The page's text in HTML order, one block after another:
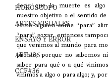
HORÓSCOPO
ARTES VISUALES
ENSAYO Y ERROR
ART#36
CCF#36
decir que la muerte es algo
nuestro objetivo o el sentido de
como alguien come “para”
“para” gozar, entonces
que venimos al mundo para
pronto, porque no sabemos
saber para qué o a qué
vinimos a algo o para algo; y,